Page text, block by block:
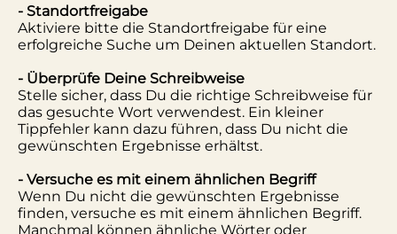
- Standortfreigabe
Aktiviere bitte die Standortfreigabe für eine
erfolgreiche Suche um Deinen aktuellen Standort.
- Überprüfe Deine Schreibweise
Stelle sicher, dass Du die richtige Schreibweise für
das gesuchte Wort verwendest. Ein kleiner
Tippfehler kann dazu führen, dass Du nicht die
gewünschten Ergebnisse erhältst.
- Versuche es mit einem ähnlichen Begriff
Wenn Du nicht die gewünschten Ergebnisse
finden, versuche es mit einem ähnlichen Begriff.
Manchmal können ähnliche Wörter oder